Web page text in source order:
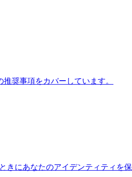
奨事項をカバーしています。
きにあなたのアイデンティティを